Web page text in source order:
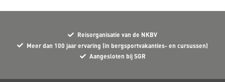
Reisorganisatie van de NKBV
Meer dan 100 jaar ervaring (in bergsportvakanties- en cursussen)
Aangesloten bij SGR